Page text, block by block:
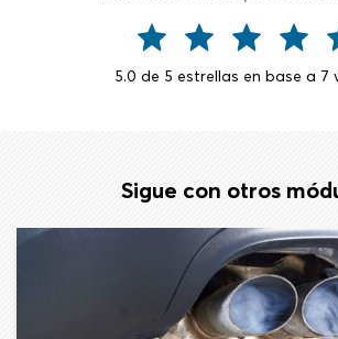
5.0 de 5 estrellas en base a 7
Sigue con otros